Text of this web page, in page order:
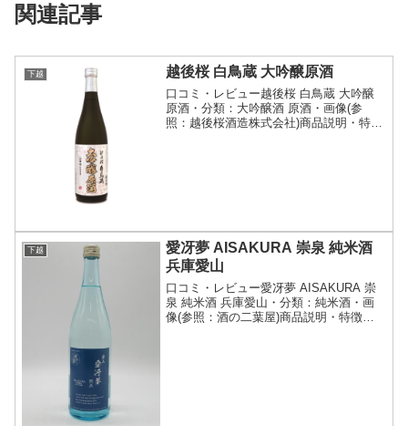
関連記事
下越 越後桜 白鳥蔵 大吟醸原酒
口コミ・レビュー越後桜 白鳥蔵 大吟醸
原酒・分類：大吟醸酒 原酒・画像(参
照：越後桜酒造株式会社)商品説明・特徴
下越
愛冴夢 AISAKURA 崇泉 純米酒
兵庫愛山
口コミ・レビュー愛冴夢 AISAKURA 崇
泉 純米酒 兵庫愛山・分類：純米酒・画
像(参照：酒の二葉屋)商品説明・特徴な